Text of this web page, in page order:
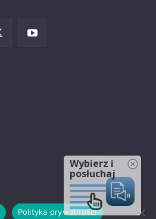
Polityka prywatności
Wybierz i
posłuchaj